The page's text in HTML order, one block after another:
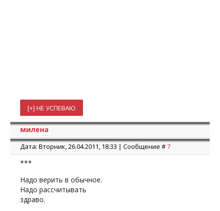
милена
Дата: Вторник, 26.04.2011, 18:33 | Сообщение #7
***
Надо верить в обычное.
Надо рассчитывать
здраво.